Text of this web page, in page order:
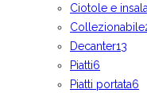
Ciotole e
Collezionabile
Decanter13
Piatti6
Piatti portata6